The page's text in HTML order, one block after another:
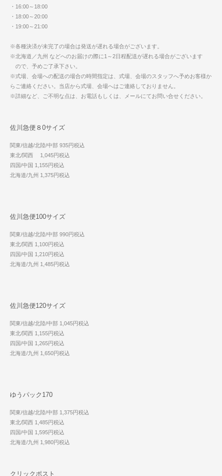
・16:00～18:00
・18:00～20:00
・19:00～21:00
※各種決済が未完了の場合は発送が遅れる場合がございます。
※北海道／九州 などへのお届けの際に1～2日程配送が遅れる場合がございます
ので、予めご了承下さい。
※式場、会場への配送の場合の時間指定は、式場、会場のスタッフへ予めお客様か
らご連絡ください。当店から式場、会場へはご連絡しておりません。
※詳細など、ご不明な点は、お電話もしくは、メールにてお問い合せください。
佐川急便８0サイズ
関東/信越/北陸/中部 935円税込
東北/関西 1,045円税込
四国/中国 1,155円税込
北海道/九州 1,375円税込
佐川急便100サイズ
関東/信越/北陸/中部 990円税込
東北/関西 1,100円税込
四国/中国 1,210円税込
北海道/九州 1,485円税込
佐川急便120サイズ
関東/信越/北陸/中部 1,045円税込
東北/関西 1,155円税込
四国/中国 1,265円税込
北海道/九州 1,650円税込
ゆうパック170
関東/信越/北陸/中部 1,375円税込
東北/関西 1,485円税込
四国/中国 1,595円税込
北海道/九州 1,980円税込
クリックポスト